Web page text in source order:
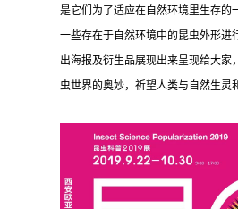
是它们为了适应在自然环境里生存的
一些存在于自然环境中的昆虫外形进
出海报及衍生品展现出来呈现给大家
虫世界的奥妙，祈望人类与自然生灵